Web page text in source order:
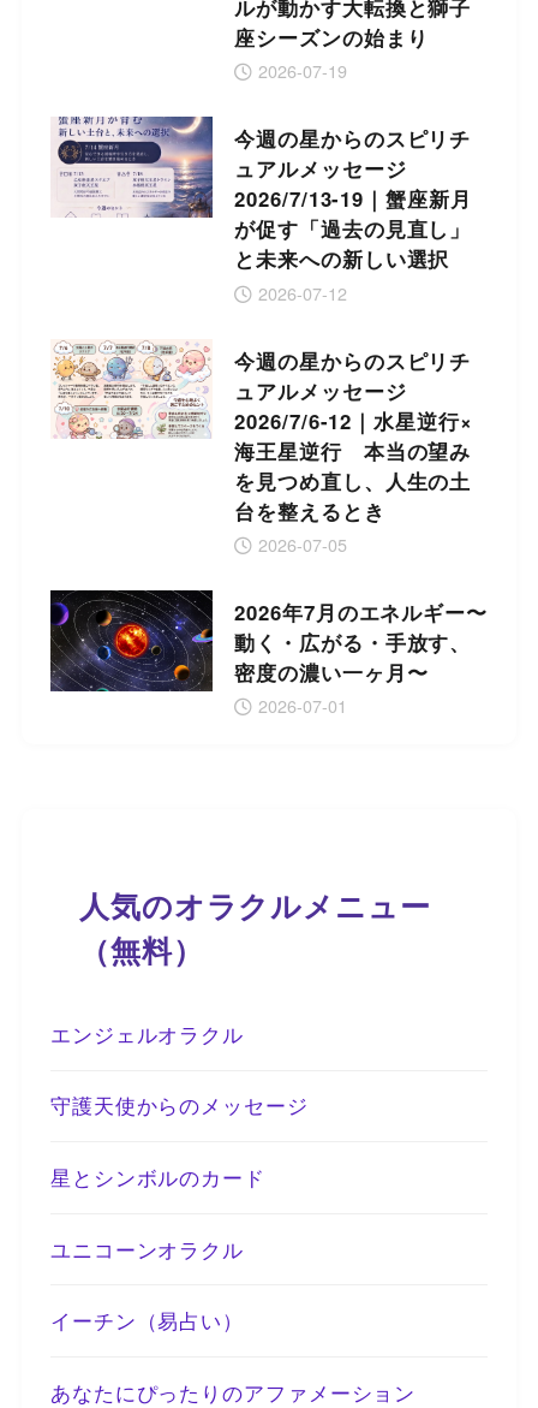
ルが動かす大転換と獅子
座シーズンの始まり
2026-07-19
今週の星からのスピリチ
ュアルメッセージ
2026/7/13-19｜蟹座新月
が促す「過去の見直し」
と未来への新しい選択
2026-07-12
今週の星からのスピリチ
ュアルメッセージ
2026/7/6-12｜水星逆行×
海王星逆行 本当の望み
を見つめ直し、人生の土
台を整えるとき
2026-07-05
2026年7月のエネルギー〜
動く・広がる・手放す、
密度の濃い一ヶ月〜
2026-07-01
人気のオラクルメニュー
（無料）
エンジェルオラクル
守護天使からのメッセージ
星とシンボルのカード
ユニコーンオラクル
イーチン（易占い）
あなたにぴったりのアファメーション